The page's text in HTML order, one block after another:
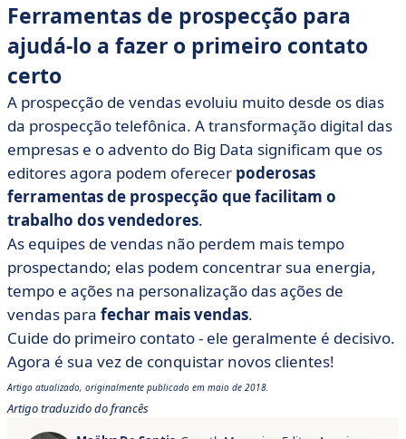
Ferramentas de prospecção para
ajudá-lo a fazer o primeiro contato
certo
A prospecção de vendas evoluiu muito desde os dias
da prospecção telefônica. A transformação digital das
empresas e o advento do Big Data significam que os
editores agora podem oferecer poderosas
ferramentas de prospecção que facilitam o
trabalho dos vendedores.
As equipes de vendas não perdem mais tempo
prospectando; elas podem concentrar sua energia,
tempo e ações na personalização das ações de
vendas para fechar mais vendas.
Cuide do primeiro contato - ele geralmente é decisivo.
Agora é sua vez de conquistar novos clientes!
Artigo atualizado, originalmente publicado em maio de 2018.
Artigo traduzido do francês